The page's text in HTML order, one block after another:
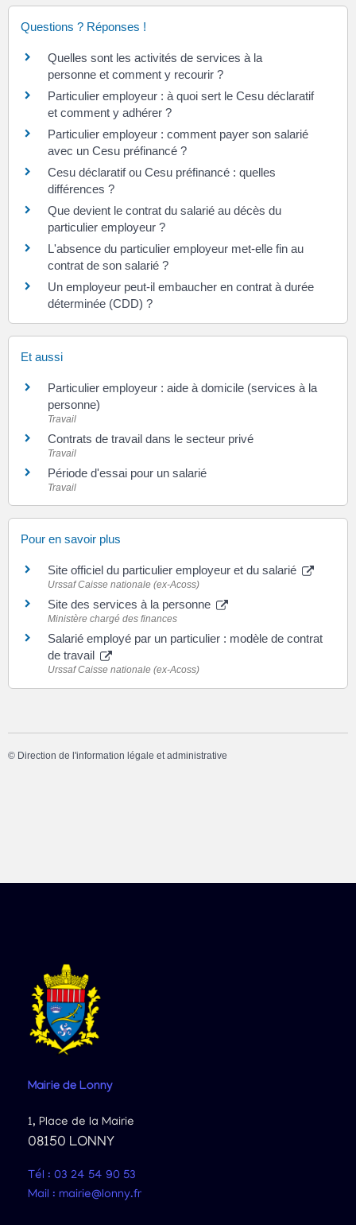
Questions ? Réponses !
Quelles sont les activités de services à la
personne et comment y recourir ?
Particulier employeur : à quoi sert le Cesu déclaratif
et comment y adhérer ?
Particulier employeur : comment payer son salarié
avec un Cesu préfinancé ?
Cesu déclaratif ou Cesu préfinancé : quelles
différences ?
Que devient le contrat du salarié au décès du
particulier employeur ?
L'absence du particulier employeur met-elle fin au
contrat de son salarié ?
Un employeur peut-il embaucher en contrat à durée
déterminée (CDD) ?
Et aussi
Particulier employeur : aide à domicile (services à la
personne)
Travail
Contrats de travail dans le secteur privé
Travail
Période d'essai pour un salarié
Travail
Pour en savoir plus
Site officiel du particulier employeur et du salarié
Urssaf Caisse nationale (ex-Acoss)
Site des services à la personne
Ministère chargé des finances
Salarié employé par un particulier : modèle de contrat
de travail
Urssaf Caisse nationale (ex-Acoss)
© Direction de l'information légale et administrative
Mairie de Lonny
1, Place de la Mairie
08150 LONNY
Tél : 03 24 54 90 53
Mail : mairie@lonny.fr